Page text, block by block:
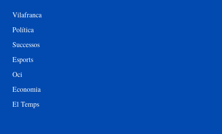
Vilafranca
Política
Successos
Esports
Oci
Economia
El Temps